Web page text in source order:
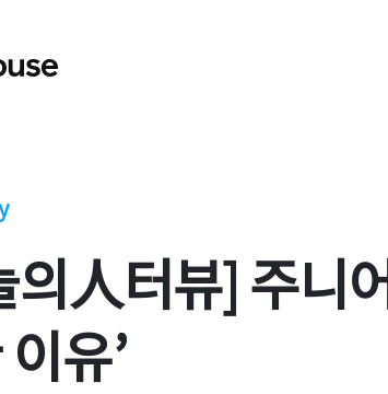
의人터뷰] 주니
유’